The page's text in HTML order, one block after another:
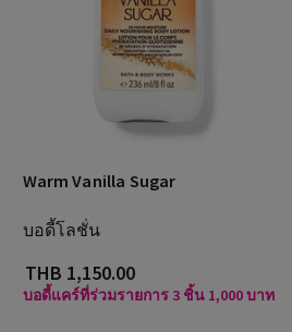
Warm Vanilla Sugar
บอดี้โลชั่น
THB 1,150.00
บอดี้แคร์ที่ร่วมรายการ 3 ชิ้น 1,000 บาท